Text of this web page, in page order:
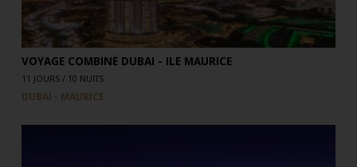
VOYAGE COMBINÉ DUBAI - ILE MAURICE
11 JOURS / 10 NUITS
DUBAI - MAURICE